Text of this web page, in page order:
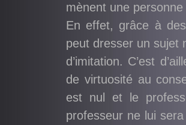
mènent une
En effet, grâce à
peut dresser un sujet
d’imitation. C’est
de virtuosité au
est nul et le
professeur ne lui